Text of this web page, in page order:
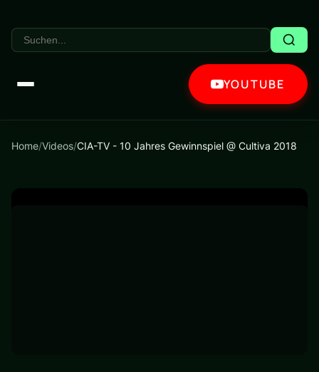
YOUTUBE
Home/Videos/CIA-TV - 10 Jahres Gewinnspiel @ Cultiva 2018